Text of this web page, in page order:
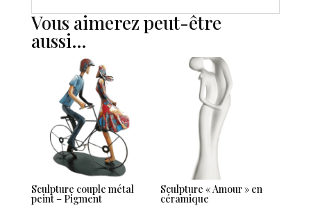
Vous aimerez peut-être
aussi…
Sculpture couple métal
peint – Pigment
Sculpture « Amour » en
céramique